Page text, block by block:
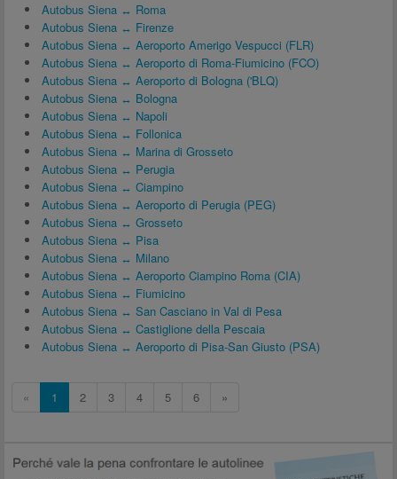
Autobus Siena ↔ Roma
Autobus Siena ↔ Firenze
Autobus Siena ↔ Aeroporto Amerigo Vespucci (FLR)
Autobus Siena ↔ Aeroporto di Roma-Fiumicino (FCO)
Autobus Siena ↔ Aeroporto di Bologna ('BLQ)
Autobus Siena ↔ Bologna
Autobus Siena ↔ Napoli
Autobus Siena ↔ Follonica
Autobus Siena ↔ Marina di Grosseto
Autobus Siena ↔ Perugia
Autobus Siena ↔ Ciampino
Autobus Siena ↔ Aeroporto di Perugia (PEG)
Autobus Siena ↔ Grosseto
Autobus Siena ↔ Pisa
Autobus Siena ↔ Milano
Autobus Siena ↔ Aeroporto Ciampino Roma (CIA)
Autobus Siena ↔ Fiumicino
Autobus Siena ↔ San Casciano in Val di Pesa
Autobus Siena ↔ Castiglione della Pescaia
Autobus Siena ↔ Aeroporto di Pisa-San Giusto (PSA)
« 1 2 3 4 5 6 »